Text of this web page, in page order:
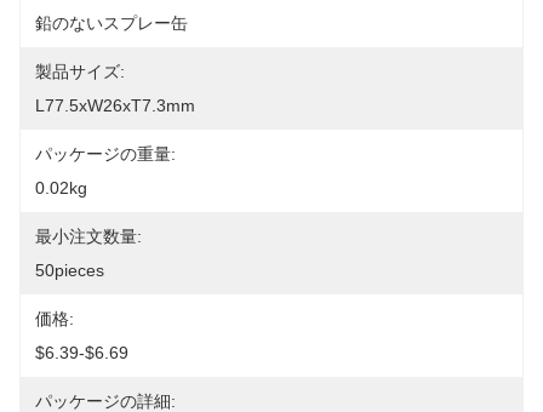
鉛のないスプレー缶
製品サイズ:
L77.5xW26xT7.3mm
パッケージの重量:
0.02kg
最小注文数量:
50pieces
価格:
$6.39-$6.69
パッケージの詳細: